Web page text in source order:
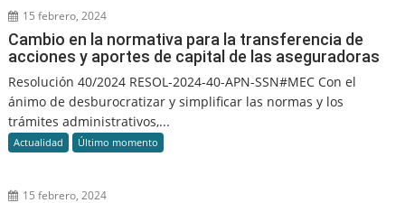
15 febrero, 2024
Cambio en la normativa para la transferencia de
acciones y aportes de capital de las aseguradoras
Resolución 40/2024 RESOL-2024-40-APN-SSN#MEC Con el
ánimo de desburocratizar y simplificar las normas y los
trámites administrativos,...
Actualidad Último momento
15 febrero, 2024